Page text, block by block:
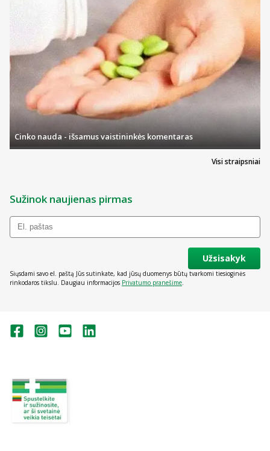
Visi straipsniai
Cinko nauda - išsamus vaistininkės komentaras
Sužinok naujienas pirmas
Užsisakyk
Siųsdami savo el. paštą Jūs sutinkate, kad jūsų duomenys būtų tvarkomi tiesioginės
rinkodaros tikslu. Daugiau informacijos Privatumo pranešime.